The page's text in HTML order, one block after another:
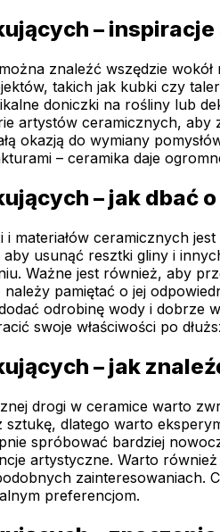
–
znaleźć wszędzie
takich jak kubki czy
doniczki na rośliny lub
artystów ceramicznych,
okazją do wymiany
– ceramika daje
– jak dbać
i materiałów ceramicznych
usunąć resztki gliny i
Ważne jest również, aby
pamiętać o jej
odrobinę wody i dobrze
swoje właściwości po
– jak
drogi w ceramice warto
dlatego warto
spróbować bardziej
artystyczne. Warto
zainteresowaniach.
preferencjom.